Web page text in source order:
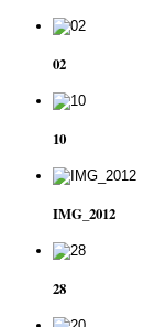
02
10
IMG_2012
28